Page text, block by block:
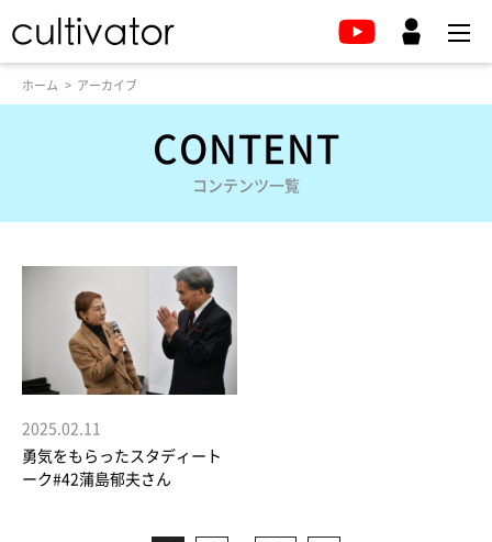
ホーム アーカイブ
CONTENT
コンテンツ一覧
2025.02.11
勇気をもらったスタディート
ーク#42蒲島郁夫さん